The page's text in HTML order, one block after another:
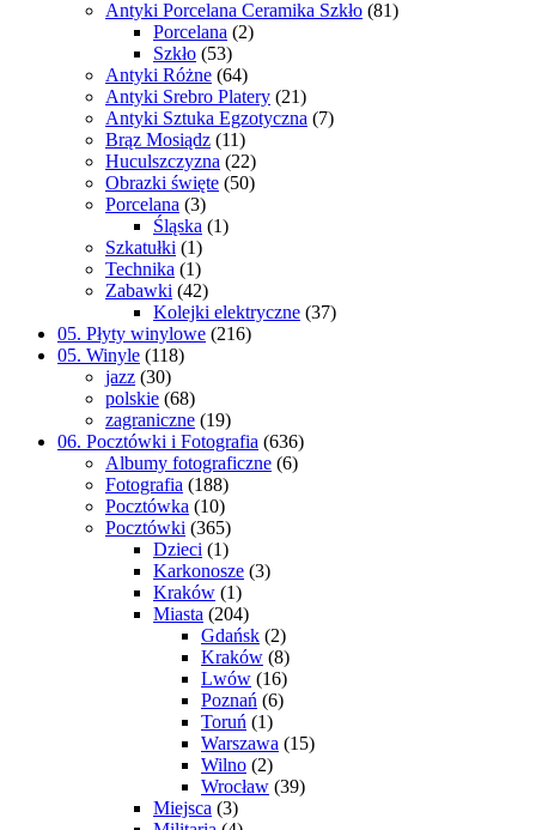
Antyki Porcelana Ceramika Szkło (81)
Porcelana (2)
Szkło (53)
Antyki Różne (64)
Antyki Srebro Platery (21)
Antyki Sztuka Egzotyczna (7)
Brąz Mosiądz (11)
Huculszczyzna (22)
Obrazki święte (50)
Porcelana (3)
Śląska (1)
Szkatułki (1)
Technika (1)
Zabawki (42)
Kolejki elektryczne (37)
05. Płyty winylowe (216)
05. Winyle (118)
jazz (30)
polskie (68)
zagraniczne (19)
06. Pocztówki i Fotografia (636)
Albumy fotograficzne (6)
Fotografia (188)
Pocztówka (10)
Pocztówki (365)
Dzieci (1)
Karkonosze (3)
Kraków (1)
Miasta (204)
Gdańsk (2)
Kraków (8)
Lwów (16)
Poznań (6)
Toruń (1)
Warszawa (15)
Wilno (2)
Wrocław (39)
Miejsca (3)